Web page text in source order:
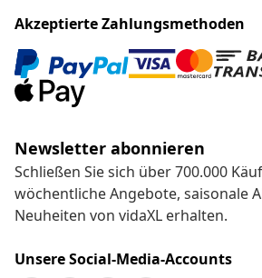
Akzeptierte Zahlungsmethoden
Newsletter abonnieren
Schließen Sie sich über 700.000
wöchentliche Angebote, saisonale
Neuheiten von vidaXL erhalten.
Unsere Social-Media-Accounts